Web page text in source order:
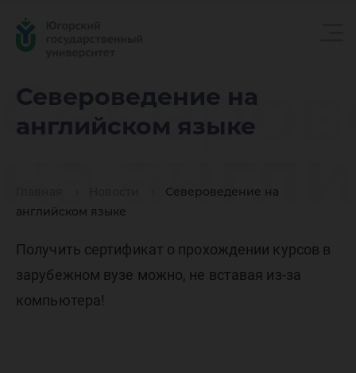
Североведение на
английском языке
Североведение на
английском языке
на
языке
Получить сертификат о прохождении курсов в
зарубежном вузе можно, не вставая из-за
компьютера!